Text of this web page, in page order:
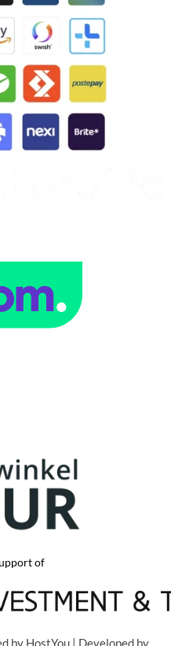
of
by HostYou | Developed by